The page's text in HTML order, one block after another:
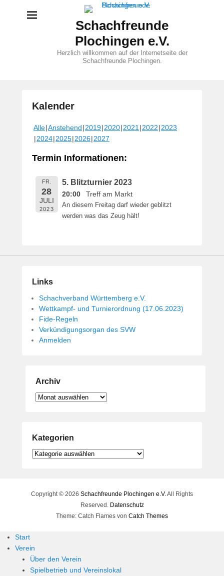
Schachfreunde
Plochingen e.V.
Herzlich willkommen auf der Internetseite der
Schachfreunde Plochingen.
Kalender
e
ö
m
1
4
.
M
a
1
9
B
e
a
r
t
i
Alle Anstehend 2019 2020 2021 2022 2023
2024 2025 2026 2027
Termin Informationen:
FR.
28
JULI
2023
5. Blitzturnier 2023
20:00 Treff am Markt
An diesem Freitag darf wieder geblitzt
werden was das Zeug hält!
Links
Schachverband Württemberg e.V.
Wettkampf- und Turnierordnung (17.06.2023)
Fide-Regeln
Verkündigungsorgan des SVW
Anmelden
Archiv
Archiv
Kategorien
Kategorien
Copyright © 2026 Schachfreunde Plochingen e.V.All Rights
Reserved. Datenschutz
Theme: Catch Flames von Catch Themes
Start
Verein
Über den Verein
Spielbetrieb und Vereinslokal